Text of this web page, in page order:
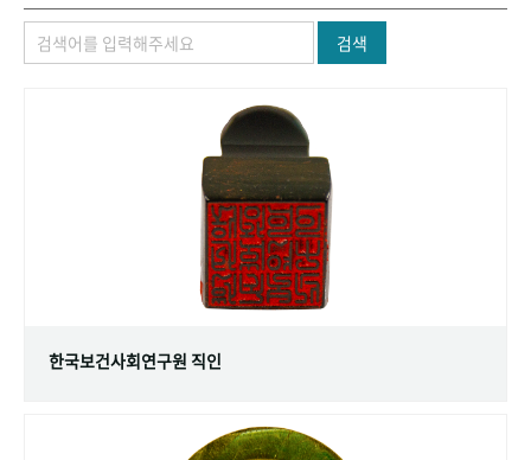
사진 아카이브 문서 기록물 행정박물 영상 기록물
숫자로 보는 50년 50+1
검색
한국보건사회연구원 직인